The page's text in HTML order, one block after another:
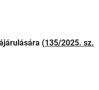
(135/2025. sz.